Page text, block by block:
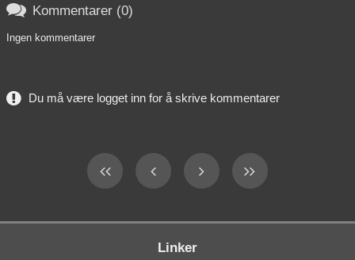
 Kommentarer (0)
Ingen kommentarer
Du må være logget inn for å skrive kommentarer
Linker